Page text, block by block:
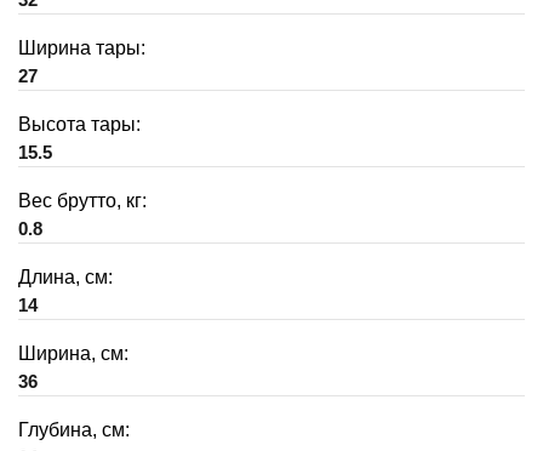
Ширина тары:
27
Высота тары:
15.5
Вес брутто, кг:
0.8
Длина, см:
14
Ширина, см:
36
Глубина, см: